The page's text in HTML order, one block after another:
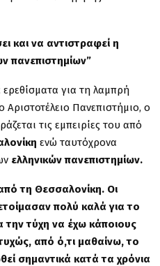
και να αντιστραφεί η
πανεπιστημίων”
για τη λαμπρή
Πανεπιστήμιο, ο
τις εμπειρίες του από
ενώ ταυτόχρονα
ελληνικών πανεπιστημίων.
τη Θεσσαλονίκη. Οι
πολύ καλά για το
την τύχη να έχω κάποιους
από ό,τι μαθαίνω, το
σημαντικά κατά τα χρόνια